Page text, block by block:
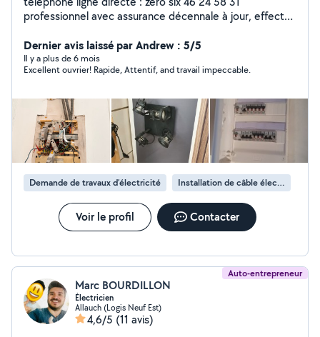
professionnel avec assurance décennale à jour, effectue
dans mon bagage . Si besoin Téléphonez directement
Dernier avis laissé par Andrew : 5/5
Il y a plus de 6 mois
Excellent ouvrier! Rapide, Attentif, and travail impeccable.
Demande de travaux d’électricité Installation de câble électrique
Voir le profil Contacter
Auto-entrepreneur
Marc BOURDILLON
Électricien
Allauch (Logis Neuf Est)
4,6/5 (11 avis)